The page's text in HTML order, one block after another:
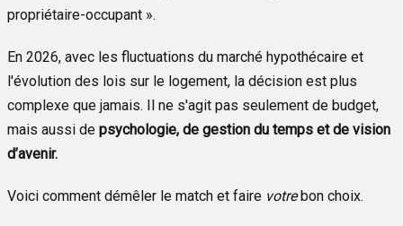
propriétaire-occupant ».
En 2026, avec les fluctuations du marché hypothécaire et
l'évolution des lois sur le logement, la décision est plus
complexe que jamais. Il ne s'agit pas seulement de budget,
mais aussi de psychologie, de gestion du temps et de vision
d’avenir.
Voici comment démêler le match et faire votrebon choix.